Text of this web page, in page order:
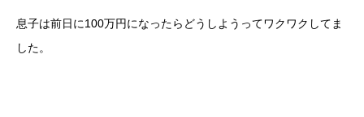
息子は前日に100万円になったらどうしようってワクワクしてま
した。